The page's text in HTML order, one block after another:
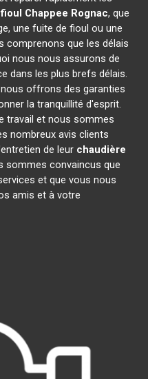
Chappee Rognac, que
une fuite de fioul ou une
comprenons que les délais
nous nous assurons de
dans les plus brefs délais.
offrons des garanties
la tranquillité d'esprit.
travail et nous sommes
nombreux avis clients
de leur chaudière
sommes convaincus que
et que vous nous
amis et à votre